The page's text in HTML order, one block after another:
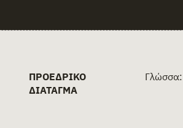
ΠΡΟΕΔΡΙΚΌ
ΔΙΆΤΑΓΜΑ
Γλώσσα: